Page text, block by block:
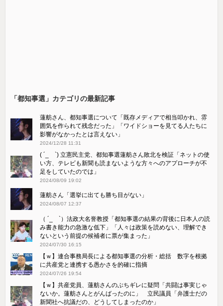
「都知事選」カテゴリの最新記事
蓮舫さん、都知事選について「既存メディアで相当叩かれ、雰
囲気を作られて残念だった」「ワイドショーを見てる人たちに
影響がなかったとは言えない」
2024/12/28 11:31
( ´_ゝ`) 立憲民主党、都知事選蓮舫さん敗北を検証「ネットの使
い方、テレビも新聞も読まないような方々へのアプローチが不
足をしていたのでは」
2024/08/09 19:02
蓮舫さん「選挙に出ても勝ち目がない」
2024/08/07 12:37
（ ´_ゝ`）法政大名誉教授「都知事選の結果の背後に日本人の読
み書き能力の急激な低下」「人々は政策を読めない、理解でき
ないという前提の候補者に票が集まった」
2024/07/30 16:15
【ｗ】連合事務局長による都知事選の分析・総括 数字を根拠
に共産党と連携する愚かさを的確に指摘
2024/07/26 19:54
【ｗ】共産党員、蓮舫さんのぶちギレに疑問「共闘は事実じゃ
ないか。蓮舫さんとがんばったのに」 立民議員「弁護士だの
新聞社へ抗議だの、どうしてしまったのか」